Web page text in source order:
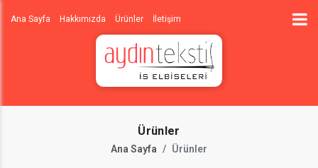
Ana Sayfa Hakkımızda Ürünler İletişim
Ürünler
Ana Sayfa Ürünler